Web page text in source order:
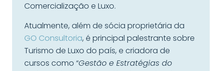
Comercialização e Luxo.
Atualmente, além de sócia proprietária da
GO Consultoria, é principal palestrante sobre
Turismo de Luxo do país, e criadora de
cursos como “Gestão e Estratégias do